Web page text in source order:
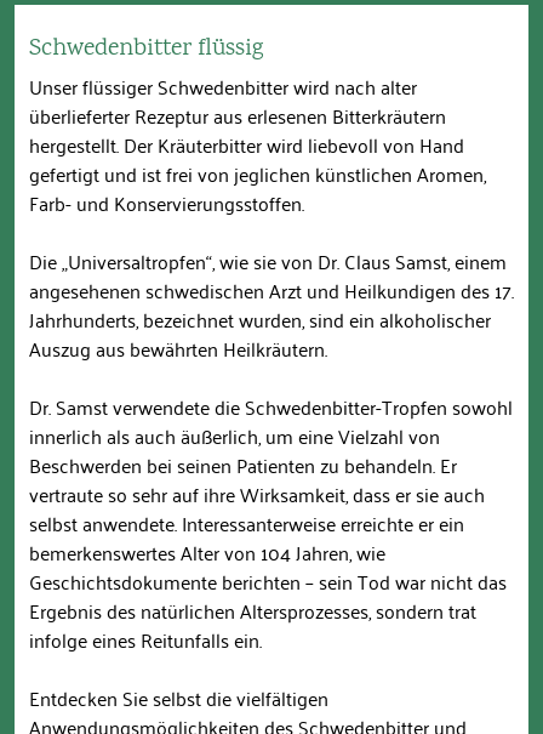
Schwedenbitter flüssig
Unser flüssiger Schwedenbitter wird nach alter
überlieferter Rezeptur aus erlesenen Bitterkräutern
hergestellt. Der Kräuterbitter wird liebevoll von Hand
gefertigt und ist frei von jeglichen künstlichen Aromen,
Farb- und Konservierungsstoffen.
Die „Universaltropfen“, wie sie von Dr. Claus Samst, einem
angesehenen schwedischen Arzt und Heilkundigen des 17.
Jahrhunderts, bezeichnet wurden, sind ein alkoholischer
Auszug aus bewährten Heilkräutern.
Dr. Samst verwendete die Schwedenbitter-Tropfen sowohl
innerlich als auch äußerlich, um eine Vielzahl von
Beschwerden bei seinen Patienten zu behandeln. Er
vertraute so sehr auf ihre Wirksamkeit, dass er sie auch
selbst anwendete. Interessanterweise erreichte er ein
bemerkenswertes Alter von 104 Jahren, wie
Geschichtsdokumente berichten – sein Tod war nicht das
Ergebnis des natürlichen Altersprozesses, sondern trat
infolge eines Reitunfalls ein.
Entdecken Sie selbst die vielfältigen
Anwendungsmöglichkeiten des Schwedenbitter und